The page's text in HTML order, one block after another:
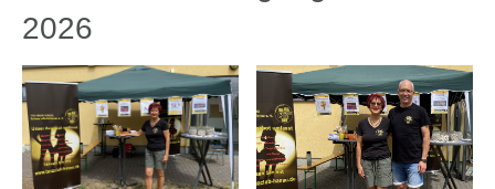
2026